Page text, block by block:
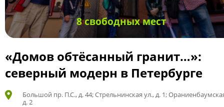
8 свободных мест
«Домов обтёсанный гранит…»:
северный модерн в Петербурге
Большой пр. П.С., д. 44; Стрельнинская ул., д. 1;
д. 2